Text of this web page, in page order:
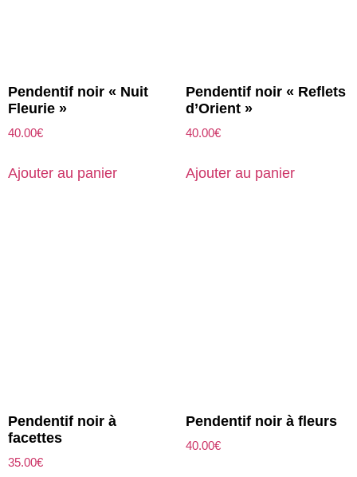
Pendentif noir « Nuit
Fleurie »
40.00€
Ajouter au panier
Pendentif noir « Reflets
d’Orient »
40.00€
Ajouter au panier
Pendentif noir à
facettes
35.00€
Pendentif noir à fleurs
40.00€